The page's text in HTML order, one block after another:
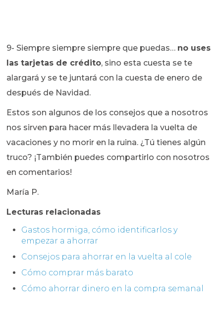
9- Siempre siempre siempre que puedas… no uses
las tarjetas de crédito, sino esta cuesta se te
alargará y se te juntará con la cuesta de enero de
después de Navidad.
Estos son algunos de los consejos que a nosotros
nos sirven para hacer más llevadera la vuelta de
vacaciones y no morir en la ruina. ¿Tú tienes algún
truco? ¡También puedes compartirlo con nosotros
en comentarios!
María P.
Lecturas relacionadas
Gastos hormiga, cómo identificarlos y
empezar a ahorrar
Consejos para ahorrar en la vuelta al cole
Cómo comprar más barato
Cómo ahorrar dinero en la compra semanal